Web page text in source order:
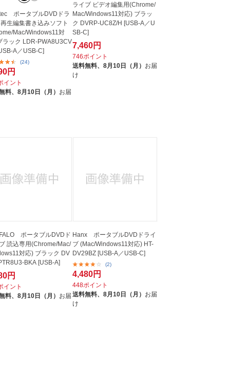
ポータブルDVDドラ
生編集書き込みソフト
Mac/Windows11対
ラック LDR-PWA8U3CV
A／USB-C]
(24)
円
イント
料、8月10日（月） お届
ライブ ビデオ編集用(Chrome/
Mac/Windows11対応) ブラッ
ク DVRP-UC8Z/H [USB-A／U
SB-C]
7,460円
746ポイント
送料無料、 8月10日（月） お届
け
ポータブルDVDド
読込専用(Chrome/Mac/
対応) ブラック DV
BKA [USB-A]
円
イント
料、8月10日（月） お届
Hanx ポータブルDVDドライ
ブ (Mac/Windows11対応) HT-
DV29BZ [USB-A／USB-C]
(2)
4,480円
448ポイント
送料無料、 8月10日（月） お届
け